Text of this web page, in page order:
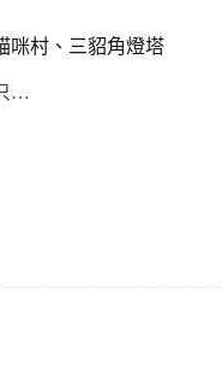
咪村、三貂角燈塔
…